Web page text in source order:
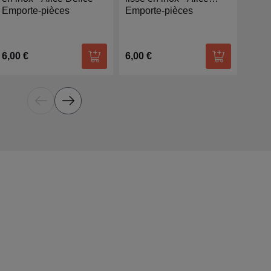
panier
Emporte-pièces
6,00 €
Ajouter au panier
Délice
Emporte-pièces
6,00 €
Ajouter au